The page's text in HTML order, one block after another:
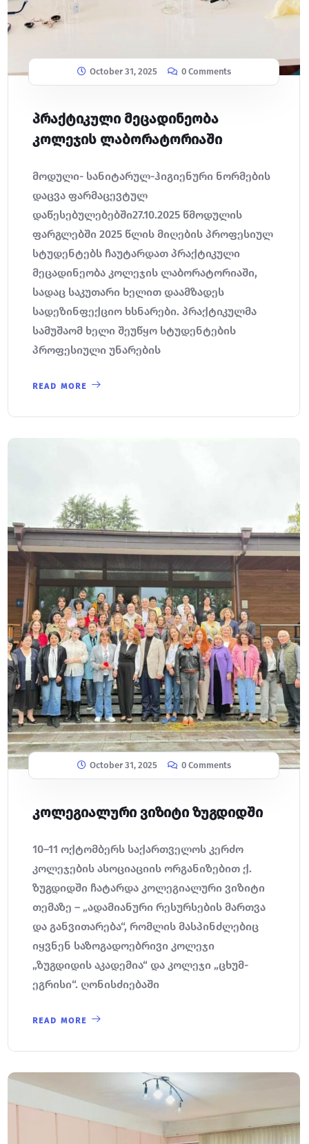
October 31, 2025 0 Comments
პრაქტიკული მეცადინეობა
კოლეჯის ლაბორატორიაში
მოდული- სანიტარულ-ჰიგიენური ნორმების
დაცვა ფარმაცევტულ
დაწესებულებებში27.10.2025 წმოდულის
ფარგლებში 2025 წლის მიღების პროფესიულ
სტუდენტებს ჩაუტარდათ პრაქტიკული
მეცადინეობა კოლეჯის ლაბორატორიაში,
სადაც საკუთარი ხელით დაამზადეს
სადეზინფექციო ხსნარები. პრაქტიკულმა
სამუშაომ ხელი შეუწყო სტუდენტების
პროფესიული უნარების
READ MORE
October 31, 2025 0 Comments
კოლეგიალური ვიზიტი ზუგდიდში
10–11 ოქტომბერს საქართველოს კერძო
კოლეჯების ასოციაციის ორგანიზებით ქ.
ზუგდიდში ჩატარდა კოლეგიალური ვიზიტი
თემაზე – „ადამიანური რესურსების მართვა
და განვითარება“, რომლის მასპინძლებიც
იყვნენ საზოგადოებრივი კოლეჯი
„ზუგდიდის აკადემია“ და კოლეჯი „ცხუმ-
ეგრისი“. ღონისძიებაში
READ MORE